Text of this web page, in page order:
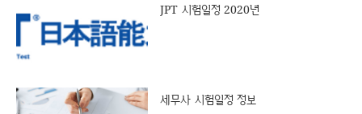
JPT 시험일정 2020년
세무사 시험일정 정보